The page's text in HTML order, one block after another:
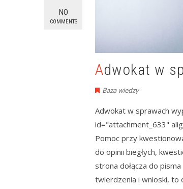
NO
COMMENTS
Adwokat w
Baza wiedzy
Adwokat w sprawach
id="attachment_633"
Pomoc przy
do opinii biegłych,
strona dołącza do
twierdzenia i wnioski, to